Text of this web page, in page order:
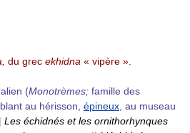
du grec ekhidna « vipère ».
(Monotrèmes; famille des
au hérisson, épineux , au museau
Les échidnés et les ornithorhynques